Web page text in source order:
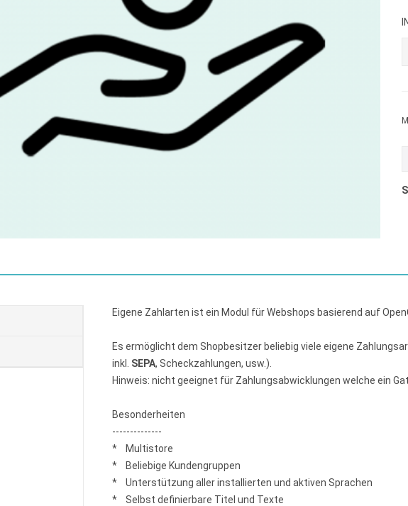
Eigene Zahlarten ist ein Modul für Webshops basierend auf
Es ermöglicht dem Shopbesitzer beliebig viele eigene
inkl. SEPA, Scheckzahlungen, usw.).
Hinweis: nicht geeignet für Zahlungsabwicklungen welche ein
Besonderheiten
--------------
* Multistore
* Beliebige Kundengruppen
* Unterstützung aller installierten und aktiven Sprachen
* Selbst definierbare Titel und Texte